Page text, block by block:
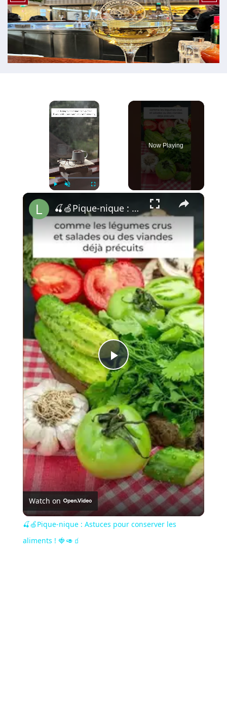
×
Now Playing
×
Play
Video
🍒🍏Pique-nique : Astuces pour conserver les aliments ! 🍓 🥑 🧃
Watch on
🍒🍏Pique-nique : Astuces pour conserver les
aliments ! 🍓 🥑 🧃